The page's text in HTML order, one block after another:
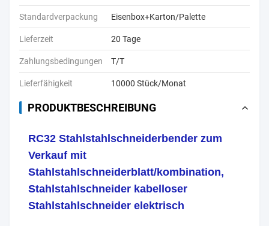
Standardverpackung Eisenbox+Karton/Palette
Lieferzeit 20 Tage
Zahlungsbedingungen T/T
Lieferfähigkeit 10000 Stück/Monat
PRODUKTBESCHREIBUNG
RC32 Stahlstahlschneiderbender zum
Verkauf mit
Stahlstahlschneiderblatt/kombination,
Stahlstahlschneider kabelloser
Stahlstahlschneider elektrisch